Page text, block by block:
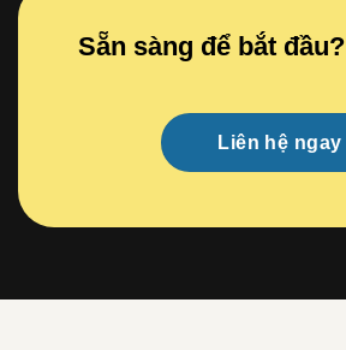
Sẵn sàng để bắt đầu?
Liên hệ ngay